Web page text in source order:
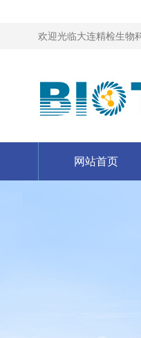
欢迎光临大连精检生物
网站首页